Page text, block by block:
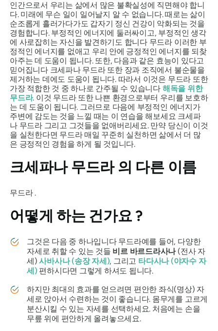
인간으로서 우리는 삶에서 많은 불확실성에 직면해야 합니
다. 미래에 무슨 일이 일어날지 알 수 없습니다. 때로는 삶이
순조롭게 흘러가다가도 갑자기 정신 건강이 악화되는 것을
경험합니다. 부정적인 에너지에 둘러싸이고, 부정적인 생각
에 사로잡히는 자신을 발견하기도 합니다 무드라 이러한 부
정적인 에너지를 없애고 우리 안에 긍정적인 에너지를 되찾
아주는 데 도움이 됩니다. 또한, 다음과 같은 효능이 있다고
믿어집니다 크세파나 무드라또한 장과 조직에서 불순물을
제거하는 데에도 도움이 됩니다. 따라서 이것은 무드라 또한
가장 적합한 것 중 하나로 간주될 수 있습니다 해독을 위한
무드라. 이것 무드라또한 나쁜 환경으로부터 우리를 보호하
는 데 도움이 됩니다. 그러므로 다음에 부정적인 에너지가
주변에 감도는 것을 느낄 때는 이 연습을 해보세요 크세파
나 무드라그리고 그것들을 없애버리세요. 만약 당신이 이것
을 실천한다면 무드라매일 꾸준히 실천하면 삶에서 더 많
은 긍정적인 경험을 하게 될 것입니다.
크세파나 무드라의 다른 이름
무드라.
어떻게 하는 건가요?
그것은 다음 중 하나입니다 무드라예를 들어, 다양한
자세로 취할 수 있는 것들 비르 바르드라사나(전사 자
세)사바사나(송장 자세), 그리고 타다사나(야자수 자
세) 편하시다면 그렇게 하셔도 됩니다.
하지만 최대의 효과를 얻으려면 편안한 좌식(명상) 자
세로 앉아서 수련하는 것이 좋습니다. 몸무게를 고르게
분산시킬 수 있는 자세를 선택하세요. 처음에는 손을
무릎 위에 편안하게 올려놓으세요.